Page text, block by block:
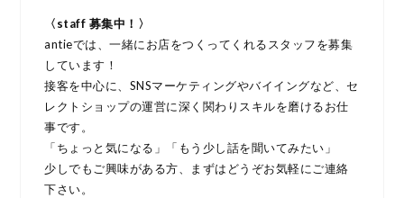
〈staff 募集中！〉
antieでは、一緒にお店をつくってくれるスタッフを募集
しています！
接客を中心に、SNSマーケティングやバイイングなど、セ
レクトショップの運営に深く関わりスキルを磨けるお仕
事です。
「ちょっと気になる」「もう少し話を聞いてみたい」
少しでもご興味がある方、まずはどうぞお気軽にご連絡
下さい。